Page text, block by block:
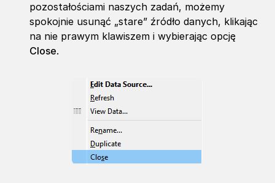
pozostałościami naszych zadań, możemy
spokojnie usunąć „stare” źródło danych, klikając
na nie prawym klawiszem i wybierając opcję
Close.